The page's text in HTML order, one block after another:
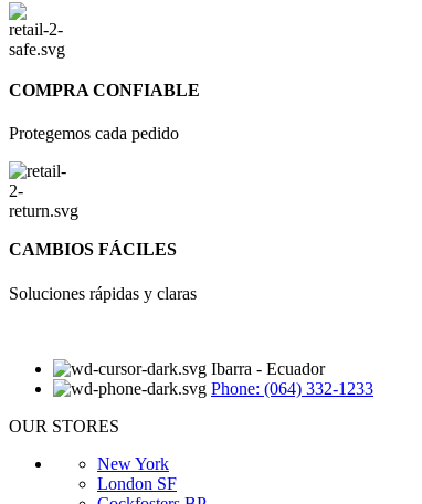
COMPRA CONFIABLE
Protegemos cada pedido
CAMBIOS FÁCILES
Soluciones rápidas y claras
Ibarra - Ecuador
Phone: (064) 332-1233
OUR STORES
New York
London SF